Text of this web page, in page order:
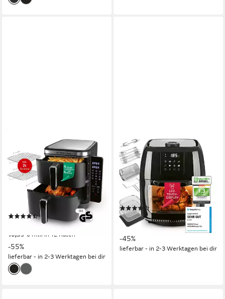
Heißluftfritteuse FryUp
Vertikaler Doppelkammer
Airfryer 2x 5l
2800W Leistung
Kapazität
80-200 °C
Temperatur
(23)
ab 113,74 € UVP249,99 €
10,39 € mtl. in 12 Raten
-55%
lieferbar - in 2-3 Werktagen bei dir
GOURMETMAXX
Heißluftfritteuse 9 l Ofen -
XXL-Zubehörset mit
Drehspieß
1800W Leistung
65-200 °C Temperatur
(73)
109,99 € UVP
199,99 €
10,05 €
mtl. in 12 Raten
-45%
lieferbar - in 2-3 Werktagen bei dir